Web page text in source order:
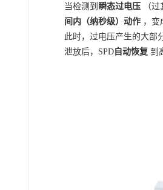
当检测到 瞬态过电压 （过
间内（纳秒级）动作 ，变
此时，过电压产生的大部
泄放后， SPD 自动恢复 到